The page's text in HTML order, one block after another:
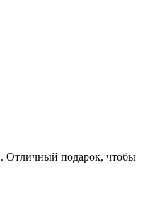
Отличный подарок, чтобы